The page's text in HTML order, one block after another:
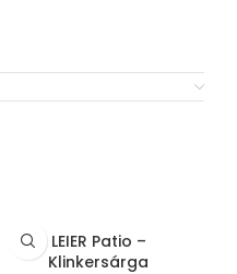
LEIER Patio –
Klinkersárga